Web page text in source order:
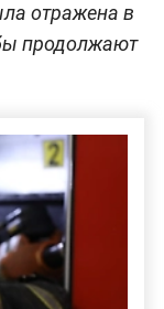
отражена в
продолжают